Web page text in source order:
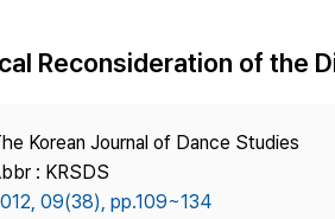
Journal Staff
Journal Information
Publisher
Reconsideration of the
Korean Journal of Dance Studies
: KRSDS
09(38), pp.109~134